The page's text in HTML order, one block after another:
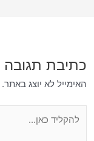
כתיבת תגובה
האימייל לא יוצג באתר.
כאן...